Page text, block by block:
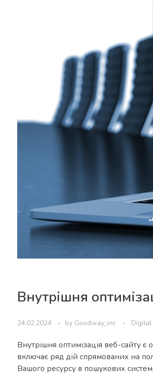
Внутрішня
24.02.2024 by Goodway_inc
Внутрішня оптимізація веб-сайту є
включає ряд дій спрямованих на
Вашого ресурсу в пошукових